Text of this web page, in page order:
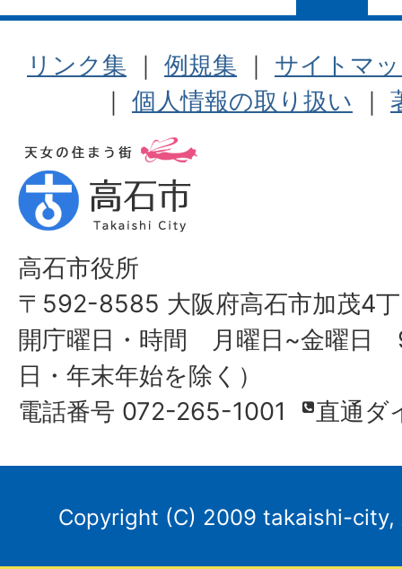
リンク集 ｜ 例規集 ｜ サイトマ
｜ 個人情報の取り扱い ｜
高石市役所
〒592-8585 大阪府高石市加茂4丁
開庁曜日・時間 月曜日~金曜日
日・年末年始を除く）
電話番号 072-265-1001
直通ダ
Copyright (C) 2009 takaishi-city,